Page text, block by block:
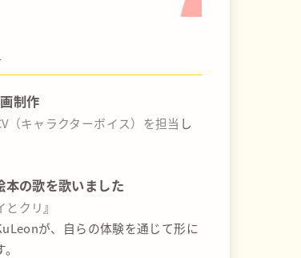
制作
（キャラクターボイス）を担当 し
本の歌を歌いました
とクリ 』
が、自らの体験を通じて形に